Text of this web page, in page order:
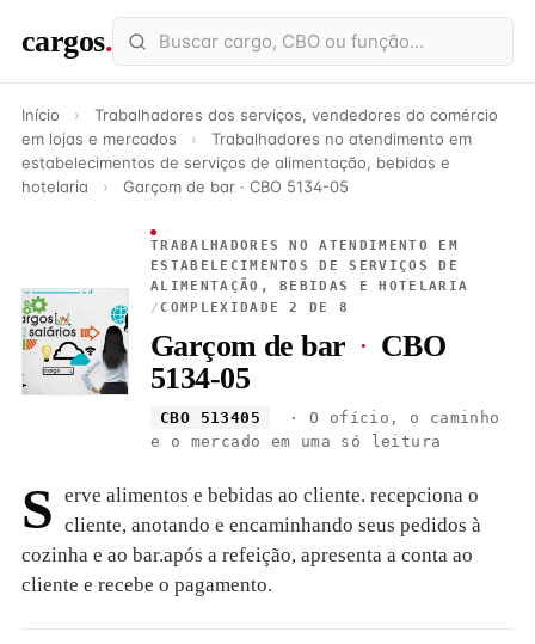
cargos.
Início ›
Trabalhadores dos serviços, vendedores do comércio
em lojas e mercados
›
Trabalhadores no atendimento em
estabelecimentos de serviços de alimentação, bebidas e
hotelaria
› Garçom de bar · CBO 5134-05
TRABALHADORES NO ATENDIMENTO EM
ESTABELECIMENTOS DE SERVIÇOS DE
ALIMENTAÇÃO, BEBIDAS E HOTELARIA
/ COMPLEXIDADE 2 DE 8
Garçom de bar · CBO
5134-05
CBO 513405
· O ofício, o caminho
e o mercado em uma só leitura
S erve alimentos e bebidas ao cliente. recepciona o
cliente, anotando e encaminhando seus pedidos à
cozinha e ao bar.após a refeição, apresenta a conta ao
cliente e recebe o pagamento.